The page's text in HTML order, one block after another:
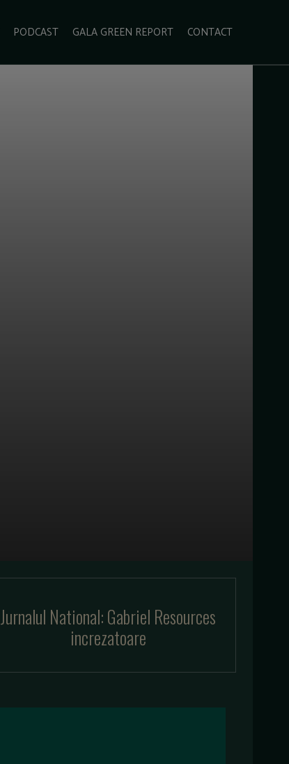
PODCAST GALA GREEN REPORT CONTACT
Jurnalul National: Gabriel Resources
increzatoare